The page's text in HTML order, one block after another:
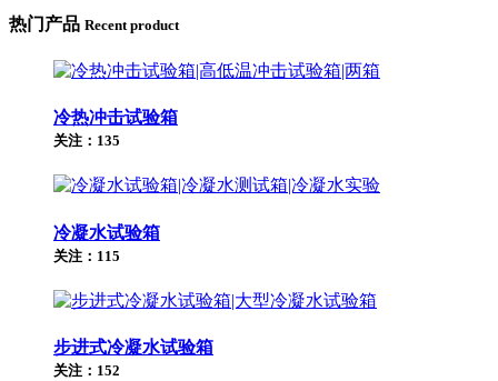
热门产品 Recent product
冷热冲击试验箱
关注：135
冷凝水试验箱
关注：115
步进式冷凝水试验箱
关注：152